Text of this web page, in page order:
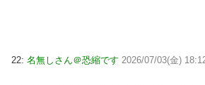
22: 名無しさん＠恐縮です 2026/07/03(金)